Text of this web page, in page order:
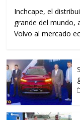
Inchcape, el
grande del mundo,
Volvo al mercado